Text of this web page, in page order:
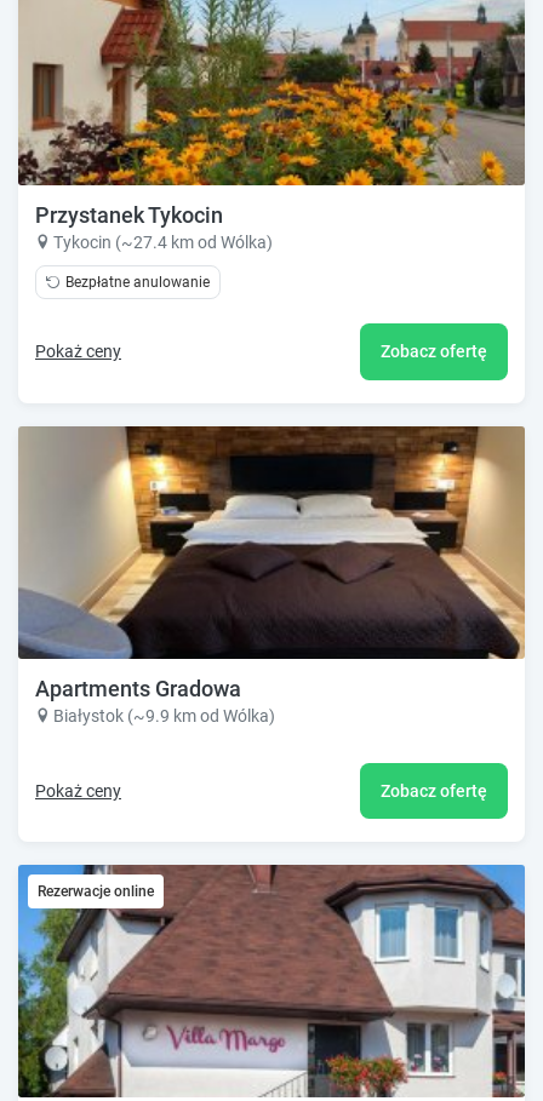
Przystanek Tykocin
Tykocin (~27.4 km od Wólka)
Bezpłatne anulowanie
Pokaż ceny Zobacz ofertę
Apartments Gradowa
Białystok (~9.9 km od Wólka)
Pokaż ceny Zobacz ofertę
Rezerwacje online